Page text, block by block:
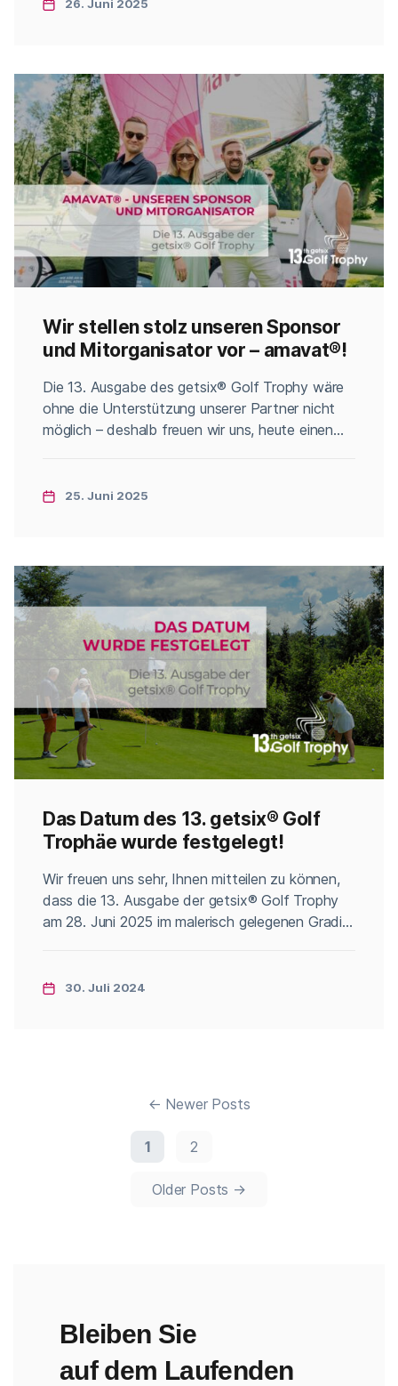
26. Juni 2025
Wir stellen stolz unseren Sponsor
und Mitorganisator vor – amavat®!
Categories
Die 13. Ausgabe des getsix® Golf Trophy wäre
ohne die Unterstützung unserer Partner nicht
möglich – deshalb freuen wir uns, heute einen
Experten, das Unternehmen mit
amavat® die komplexe Welt der Steuern und […]
25. Juni 2025
Das Datum des 13. getsix® Golf
Trophäe wurde festgelegt!
Categories
Wir freuen uns sehr, Ihnen mitteilen zu können,
dass die 13. Ausgabe der getsix® Golf Trophy
am 28. Juni 2025 im malerisch gelegenen Gradi
Veranstaltung ist eine hervorragende
30. Juli 2024
Seitennummerierung
Beiträge
← Newer Posts
1 2
Older Posts →
Bleiben Sie
auf dem Laufenden